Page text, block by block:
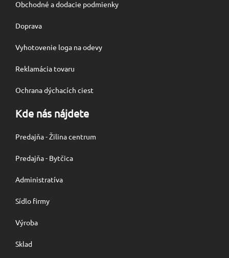
Obchodné a dodacie podmienky
Doprava
Vyhotovenie loga na odevy
Reklamácia tovaru
Ochrana dýchacích ciest
Kde nás nájdete
Predajňa - Žilina centrum
Predajňa - Bytčica
Administratíva
Sídlo firmy
Výroba
Sklad